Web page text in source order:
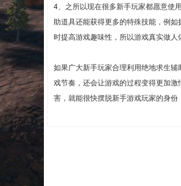
4、之所以现在很多新手玩家都愿意使
助道具还能获得更多的特殊技能，例
时提高游戏趣味性，所以游戏真实做人
如果广大新手玩家合理利用绝地求生
戏节奏，还会让游戏的过程变得更加
害，就能很快摆脱新手游戏玩家的身